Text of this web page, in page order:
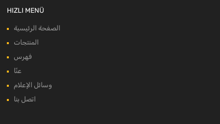
HIZLI MENÜ
الصفحة الرئيسية
المنتجات
فهرس
عنّا
وسائل الإعلام
اتصل بنا